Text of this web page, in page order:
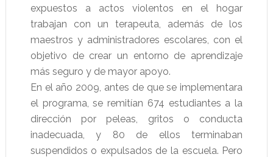
expuestos a actos violentos en el hogar
trabajan con un terapeuta, además de los
maestros y administradores escolares, con el
objetivo de crear un entorno de aprendizaje
más seguro y de mayor apoyo.
En el año 2009, antes de que se implementara
el programa, se remitían 674 estudiantes a la
dirección por peleas, gritos o conducta
inadecuada, y 80 de ellos terminaban
suspendidos o expulsados de la escuela. Pero